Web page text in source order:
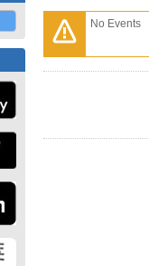
No Events